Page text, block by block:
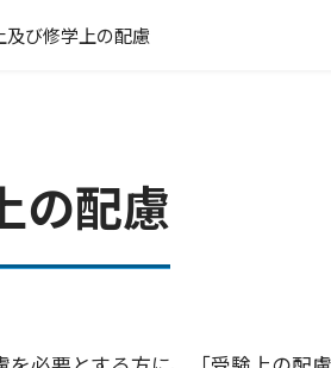
及び修学上の配慮
の配慮